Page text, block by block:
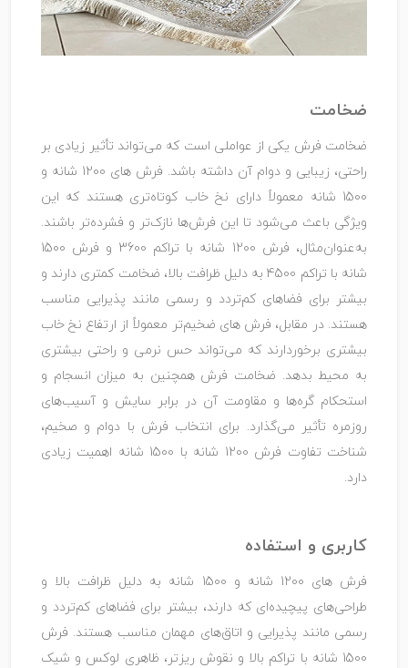
ضخامت
ضخامت فرش یکی از عواملی است که می‌تواند تأثیر زیادی بر
راحتی، زیبایی و دوام آن داشته باشد. فرش ‌های 1200 شانه و
1500 شانه معمولاً دارای نخ خاب کوتاه‌تری هستند که این
ویژگی باعث می‌شود تا این فرش‌ها نازک‌تر و فشرده‌تر باشند.
به‌عنوان‌مثال، فرش 1200 شانه با تراکم 3600 و فرش 1500
شانه با تراکم 4500 به دلیل ظرافت بالا، ضخامت کمتری دارند و
بیشتر برای فضاهای کم‌تردد و رسمی مانند پذیرایی مناسب
هستند. در مقابل، فرش‌ های ضخیم‌تر معمولاً از ارتفاع نخ خاب
بیشتری برخوردارند که می‌تواند حس نرمی و راحتی بیشتری
به محیط بدهد. ضخامت فرش همچنین به میزان انسجام و
استحکام گره‌ها و مقاومت آن در برابر سایش و آسیب‌های
روزمره تأثیر می‌گذارد. برای انتخاب فرش با دوام و صخیم،
شناخت تفاوت فرش 1200 شانه با 1500 شانه اهمیت زیادی
دارد.
کاربری و استفاده
فرش ‌های 1200 شانه و 1500 شانه به دلیل ظرافت بالا و
طراحی‌های پیچیده‌ای که دارند، بیشتر برای فضاهای کم‌تردد و
رسمی مانند پذیرایی و اتاق‌های مهمان مناسب هستند. فرش
1500 شانه با تراکم بالا و نقوش ریزتر، ظاهری لوکس و شیک